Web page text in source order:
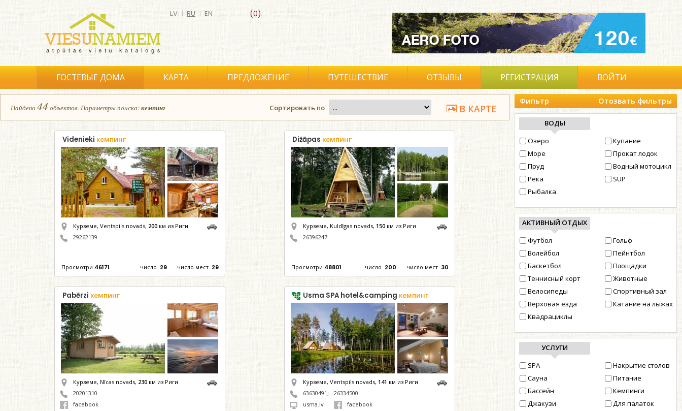
(0)
LV | RU | EN
ГОСТЕВЫЕ ДОМА КАРТА ПРЕДЛОЖЕНИЕ ПУТЕШЕСТВИЕ ОТЗЫВЫ РЕГИСТРАЦИЯ ВОЙТИ
Фипьтр Отозвать фильтры
ВОДЫ
Озеро
Море
Пруд
Река
Рыбалка
Купание
Прокат лодок
Водный мотоцикл
SUP
АКТИВНЫЙ ОТДЫХ
Футбол
Волейбол
Баскетбол
Теннисный корт
Велосипеды
Верховая езда
Квадрациклы
Гольф
Пейнтбол
Площадки
Животные
Cпортивный зал
Катание на лыжах
УСЛУГИ
SPA
Сауна
Бассейн
Джакузи
Накрытие столов
Питание
Кемпинги
Для палаток
Найдено 44 объектов. Параметры поиска:кемпинг В КАРТЕ
Сортировать по
Videnieki кемпинг
Курземе, Ventspils novads, 200км из Риги
29262139
Просмотри 46171 число мест 29
число 29
Dižāpas кемпинг
Курземе, Kuldīgas novads,150 км из Риги
26396247
Просмотри 48801 число мест 30
число 200
Pabērzi кемпинг
Курземе, Nīcas novads, 230км из Риги
20201310
facebook
Usma SPA hotel&camping кемпинг
Курземе, Ventspils novads,141 км из Риги
63630491 ;
26334500
usma.lv
facebook